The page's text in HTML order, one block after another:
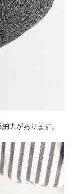
力があります。